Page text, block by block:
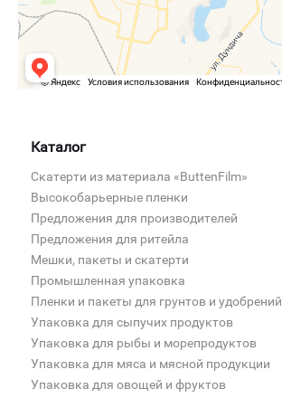
Каталог
Скатерти из материала «ButtenFilm»
Высокобарьерные пленки
Предложения для производителей
Предложения для ритейла
Мешки, пакеты и скатерти
Промышленная упаковка
Пленки и пакеты для грунтов и удобрений
Упаковка для сыпучих продуктов
Упаковка для рыбы и морепродуктов
Упаковка для мяса и мясной продукции
Упаковка для овощей и фруктов